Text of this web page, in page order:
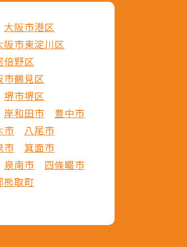
大阪市港区
阪市東淀川区
倍野区
市鶴見区
堺市堺区
岸和田市
豊中市
市
八尾市
市
箕面市
泉南市
四條畷市
熊取町